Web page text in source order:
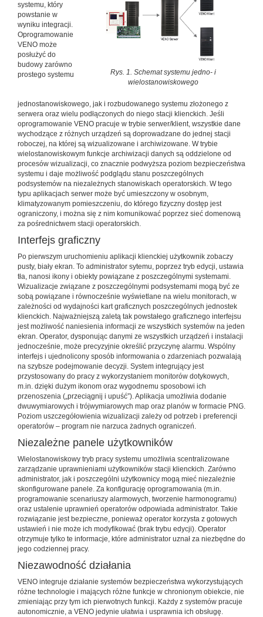
Rys. 1. Schemat systemu jedno- i
wielostanowiskowego
systemu, który
powstanie w
wyniku integracji.
Oprogramowanie
VENO może
posłużyć do
budowy zarówno
prostego systemu
jednostanowiskowego, jak i rozbudowanego systemu złożonego z
serwera oraz wielu podłączonych do niego stacji klienckich. Jeśli
oprogramowanie VENO pracuje w trybie serwer/klient, wszystkie dane
wychodzące z różnych urządzeń są doprowadzane do jednej stacji
roboczej, na której są wizualizowane i archiwizowane. W trybie
wielostanowiskowym funkcje archiwizacji danych są oddzielone od
procesów wizualizacji, co znacznie podwyższa poziom bezpieczeństwa
systemu i daje możliwość podglądu stanu poszczególnych
podsystemów na niezależnych stanowiskach operatorskich. W tego
typu aplikacjach serwer może być umieszczony w osobnym,
klimatyzowanym pomieszczeniu, do którego fizyczny dostęp jest
ograniczony, i można się z nim komunikować poprzez sieć domenową
za pośrednictwem stacji operatorskich.
Interfejs graficzny
Po pierwszym uruchomieniu aplikacji klienckiej użytkownik zobaczy
pusty, biały ekran. To administrator sytemu, poprzez tryb edycji, ustawia
tła, nanosi ikony i obiekty powiązane z poszczególnymi systemami.
Wizualizacje związane z poszczególnymi podsystemami mogą być ze
sobą powiązane i równocześnie wyświetlane na wielu monitorach, w
zależności od wydajności kart graficznych poszczególnych jednostek
klienckich. Najważniejszą zaletą tak powstałego graficznego interfejsu
jest możliwość naniesienia informacji ze wszystkich systemów na jeden
ekran. Operator, dysponując danymi ze wszystkich urządzeń i instalacji
jednocześnie, może precyzyjnie określić przyczynę alarmu. Wspólny
interfejs i ujednolicony sposób informowania o zdarzeniach pozwalają
na szybsze podejmowanie decyzji. System integrujący jest
przystosowany do pracy z wykorzystaniem monitorów dotykowych,
m.in. dzięki dużym ikonom oraz wygodnemu sposobowi ich
przenoszenia („przeciągnij i upuść”). Aplikacja umożliwia dodanie
dwuwymiarowych i trójwymiarowych map oraz planów w formacie PNG.
Poziom uszczegółowienia wizualizacji zależy od potrzeb i preferencji
operatorów – program nie narzuca żadnych ograniczeń.
Niezależne panele użytkowników
Wielostanowiskowy tryb pracy systemu umożliwia scentralizowane
zarządzanie uprawnieniami użytkowników stacji klienckich. Zarówno
administrator, jak i poszczególni użytkownicy mogą mieć niezależnie
skonfigurowane panele. Za konfigurację oprogramowania (m.in.
programowanie scenariuszy alarmowych, tworzenie harmonogramu)
oraz ustalenie uprawnień operatorów odpowiada administrator. Takie
rozwiązanie jest bezpieczne, ponieważ operator korzysta z gotowych
ustawień i nie może ich modyfikować (brak trybu edycji). Operator
otrzymuje tylko te informacje, które administrator uznał za niezbędne do
jego codziennej pracy.
Niezawodność działania
VENO integruje działanie systemów bezpieczeństwa wykorzystujących
różne technologie i mających różne funkcje w chronionym obiekcie, nie
zmieniając przy tym ich pierwotnych funkcji. Każdy z systemów pracuje
autonomicznie, a VENO jedynie ułatwia i usprawnia ich obsługę.